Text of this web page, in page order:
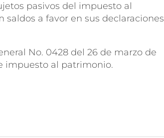
pasivos del impuesto al
a favor en sus declaraciones
No. 0428 del 26 de marzo de
impuesto al patrimonio.